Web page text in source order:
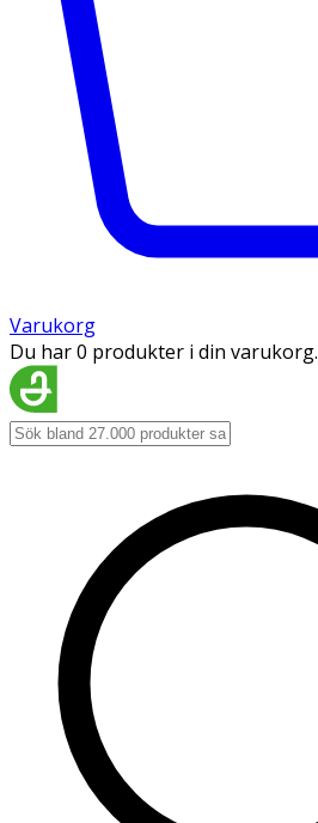
Varukorg
Du har 0 produkter i din varukorg.